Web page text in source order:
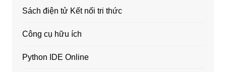
Sách điện tử Kết nối tri thức
Công cụ hữu ích
Python IDE Online